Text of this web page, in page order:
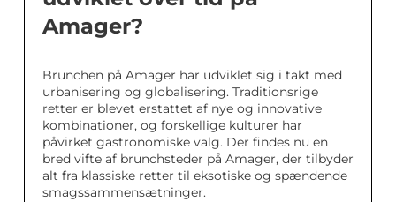
Amager?
Brunchen på Amager har udviklet sig i takt med
urbanisering og globalisering. Traditionsrige
retter er blevet erstattet af nye og innovative
kombinationer, og forskellige kulturer har
påvirket gastronomiske valg. Der findes nu en
bred vifte af brunchsteder på Amager, der tilbyder
alt fra klassiske retter til eksotiske og spændende
smagssammensætninger.